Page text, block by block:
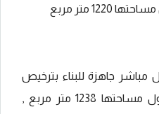
متر مربع
مباشر جاهزة للبناء بترخيص
متر مربع
,